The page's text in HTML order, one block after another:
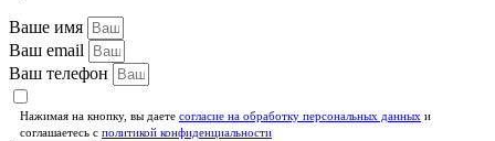
Ваше имя
Ваш email
Ваш телефон
Нажимая на кнопку, вы даете согласие на обработку персональных данных и
соглашаетесь c политикой конфиденциальности